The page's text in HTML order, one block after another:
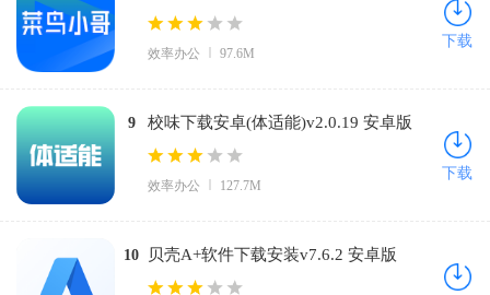
版
效率办公 97.6M
下载
9 校味下载安卓(体适能)v2.0.19 安卓版
效率办公 127.7M
下载
10 贝壳A+软件下载安装v7.6.2 安卓版